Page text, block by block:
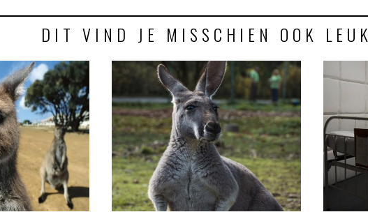
DIT VIND JE MISSCHIEN OOK LEUK